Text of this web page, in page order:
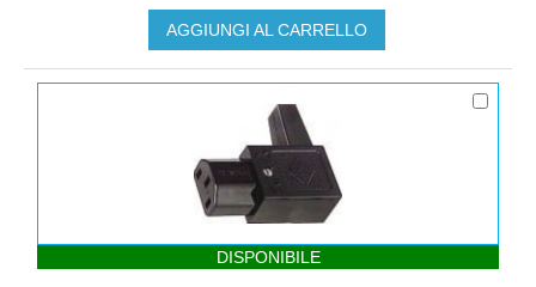
AGGIUNGI AL CARRELLO
DISPONIBILE